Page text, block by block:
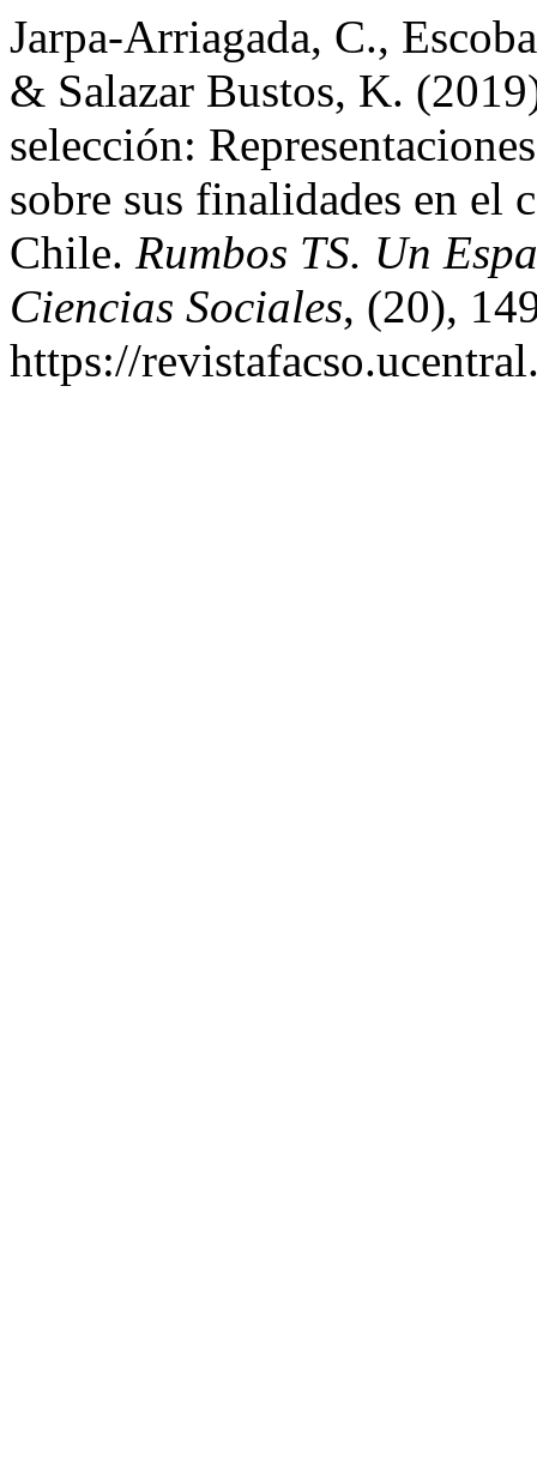
Jarpa-Arriagada, C.,
& Salazar Bustos, K.
selección:
sobre sus finalidades en el
Chile. Rumbos TS. Un
Ciencias Sociales, (20),
https://